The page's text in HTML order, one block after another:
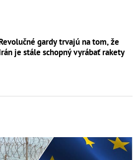
gardy trvajú na tom, že
je stále schopný vyrábať rakety